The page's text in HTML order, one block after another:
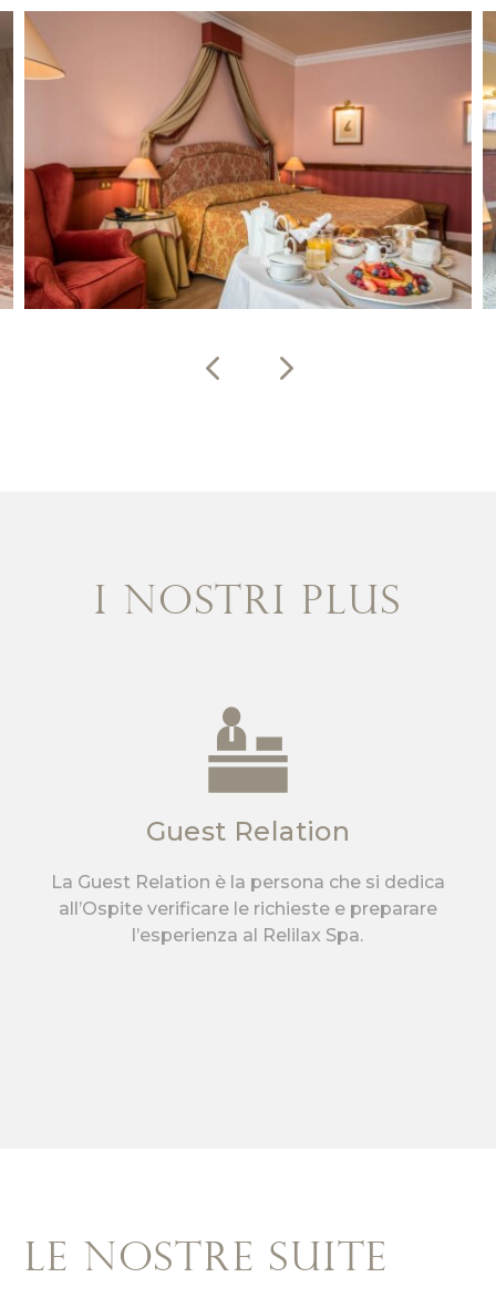
i nostri plus
Guest Relation
La Guest Relation è la persona che si dedica
all’Ospite verificare le richieste e preparare
l’esperienza al Relilax Spa.
LE NOSTRE SUITE